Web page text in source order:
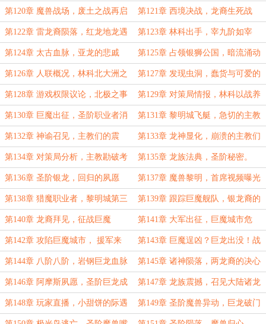
第120章 魔兽战场，废土之战再启 第121章 西境决战，龙裔生死战
第122章 雷龙裔陨落，红龙地龙遇
险
第123章 林科出手，宰九阶如宰
鸡。
第124章 太古血脉，亚龙的悲戚 第125章 占领银狮公国，暗流涌动
第126章 人联概况，林科北大洲之
行。
第127章 发现虫洞，蠢货与可爱的
人们
第128章 游戏权限议论，北极之事
公开在即
第129章 对策局情报，林科以战养
战打算
第130章 巨魔出征，圣阶职业者消
息
第131章 黎明城飞艇，急切的主教
第132章 神谕召见，主教们的震
撼！
第133章 龙神显化，崩溃的主教们
第134章 对策局分析，主教勘破考
验？
第135章 龙族法典，圣阶秘密。
第136章 圣阶银龙，回归的夙愿 第137章 魔兽黎明，首席视频曝光
第138章 猎魔职业者，黎明城第三
军团初建
第139章 跟踪巨魔舰队，银龙裔的
决心与觐见
第140章 龙裔拜见，征战巨魔 第141章 大军出征，巨魔城市危
第142章 攻陷巨魔城市， 援军来
了？
第143章 巨魔逞凶？巨龙出没！战
终
第144章 八阶八阶，岩钢巨龙血脉
半神阶
第145章 诸神陨落，两龙裔的决心
第146章 阿摩斯夙愿，圣阶巨龙成 第147章 龙族震撼，召见大陆诸龙
裔
第148章 玩家直播，小甜饼的际遇 第149章 圣阶魔兽异动，巨龙破门